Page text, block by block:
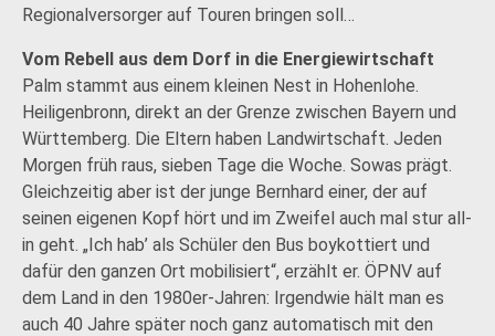
Regionalversorger auf Touren bringen soll…
Vom Rebell aus dem Dorf in die Energiewirtschaft
Palm stammt aus einem kleinen Nest in Hohenlohe.
Heiligenbronn, direkt an der Grenze zwischen Bayern und
Württemberg. Die Eltern haben Landwirtschaft. Jeden
Morgen früh raus, sieben Tage die Woche. Sowas prägt.
Gleichzeitig aber ist der junge Bernhard einer, der auf
seinen eigenen Kopf hört und im Zweifel auch mal stur all-
in geht. „Ich hab’ als Schüler den Bus boykottiert und
dafür den ganzen Ort mobilisiert“, erzählt er. ÖPNV auf
dem Land in den 1980er-Jahren: Irgendwie hält man es
auch 40 Jahre später noch ganz automatisch mit den